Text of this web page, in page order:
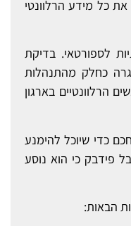
כל מידע הרלוונטי
לספורטאי. בדיקת
כחלק מהתנהלות
הרלוונטיים בארגון
כדי שיוכל להימנע
פידבק כי הוא נוסע
הבאות: